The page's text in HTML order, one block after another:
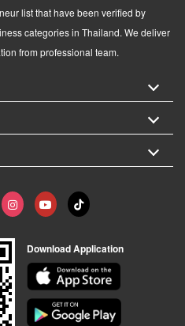
list that have been verified by
categories in Thailand. We deliver
from professional team.
Download Application